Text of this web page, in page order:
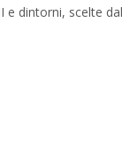
e dintorni, scelte